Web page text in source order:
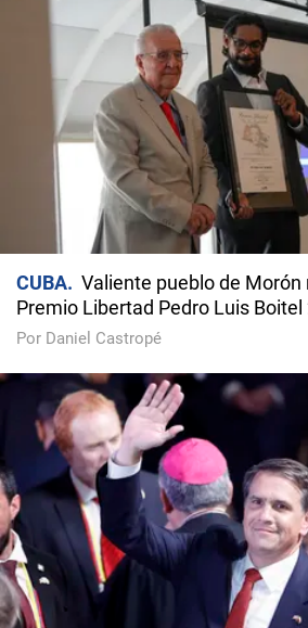
CUBA
Valiente pueblo de
Premio Libertad Pedro Luis Boitel
Por Daniel Castropé